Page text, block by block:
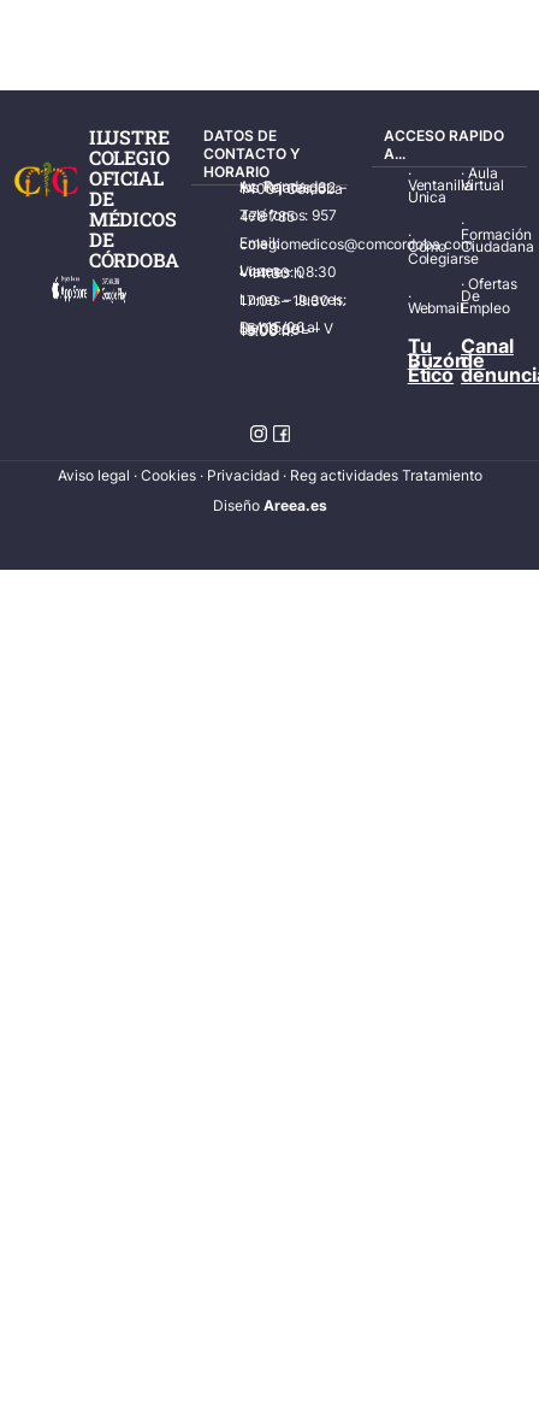
ILUSTRE
COLEGIO
OFICIAL
DE
MÉDICOS
DE
CÓRDOBA
DATOS DE
CONTACTO Y
HORARIO
Av. Ronda de los Tejares, 32 – 14001 Córdoba
Teléfonos: 957 478 785
Email: colegiomedicos@comcordoba.com
Lunes – Viernes: 08:30 – 14:30 h.
Lunes – Jueves: 17:00 – 19:30 h.
Del 15/06 al 15/09 de L – V de 08:00 – 15:00 h.
ACCESO RAPIDO
A...
·
Ventanilla
Única
·
Cómo
Colegiarse
·
Webmail
·Aula
Virtual
·
Formación
Ciudadana
·Ofertas
De
Empleo
Tu
Buzón
Ético
Canal
de
Aviso legal · Cookies· Privacidad · Reg actividades Tratamiento
Diseño Areea.es